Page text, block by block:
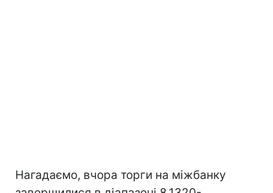
Нагадаємо, вчора торги на міжбанку